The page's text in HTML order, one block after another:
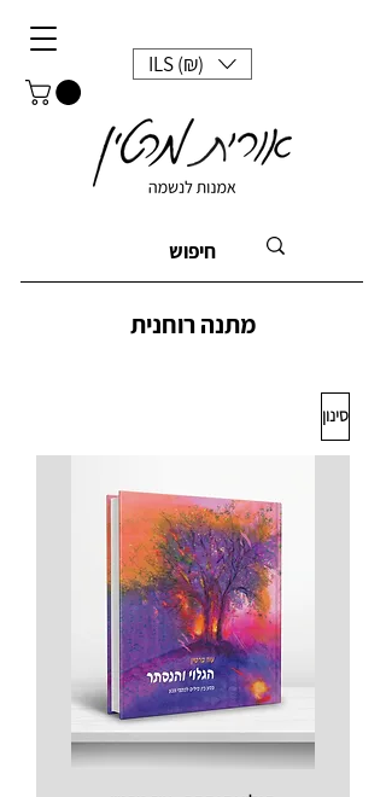
ILS (₪)
מתנה רוחנית
סינון